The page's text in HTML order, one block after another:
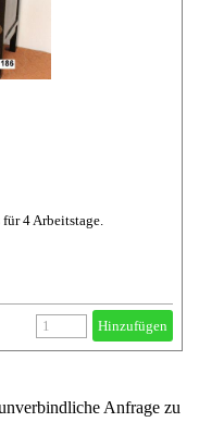
4 Arbeitstage.
Hinzufügen
Anfrage zu